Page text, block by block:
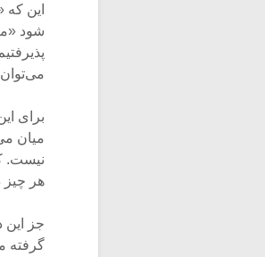
این
شود
برای
میان
نیست.
هر چیز
جز این
گرفته